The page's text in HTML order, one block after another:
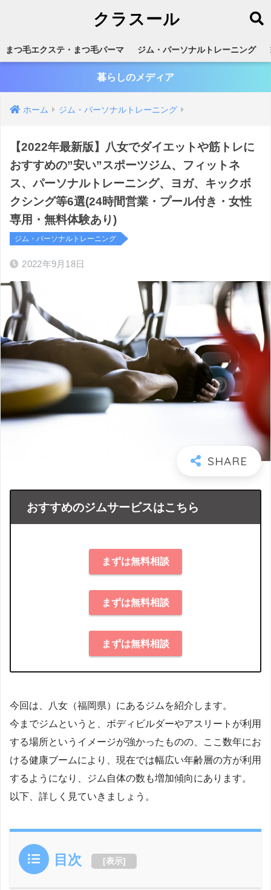
クラスール
まつ毛エクステ・まつ毛パーマ ジム・パーソナルトレーニング
暮らしのメディア
ホーム ジム・パーソナルトレーニング
【2022年最新版】八女でダイエットや筋トレに
おすすめの”安い”スポーツジム、フィットネ
ス、パーソナルトレーニング、ヨガ、キックボ
クシング等6選(24時間営業・プール付き・女性
専用・無料体験あり)
ジム・パーソナルトレーニング
2022年9月18日
おすすめのジムサービスはこちら
まずは無料相談
まずは無料相談
まずは無料相談
今回は、八女（福岡県）にあるジムを紹介します。
今までジムというと、ボディビルダーやアスリートが利用
する場所というイメージが強かったものの、ここ数年にお
ける健康ブームにより、現在では幅広い年齢層の方が利用
するようになり、ジム自体の数も増加傾向にあります。
以下、詳しく見ていきましょう。
目次 [表示]